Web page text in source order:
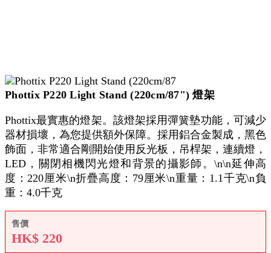
Phottix P220 Light Stand (220cm/87") 燈架
Phottix最實惠的燈架。該燈架採用彈簧墊功能，可減少
器材損壞，為您提供額外保障。採用鋁合金製成，黑色
飾面，非常適合剛開始使用反光板，吊桿架，連續燈，
LED，關閉相機閃光燈和背景的攝影師。\n\n延伸高
度：220厘米\n折疊高度：79厘米\n重量：1.1千克\n負
重：4.0千克
售價
HK$ 220